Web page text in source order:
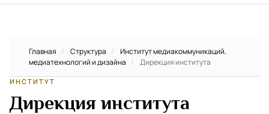
Главная / Структура /
Институт медиакоммуникаций,
медиатехнологий и дизайна / Дирекция института
ИНСТИТУТ
Дирекция института